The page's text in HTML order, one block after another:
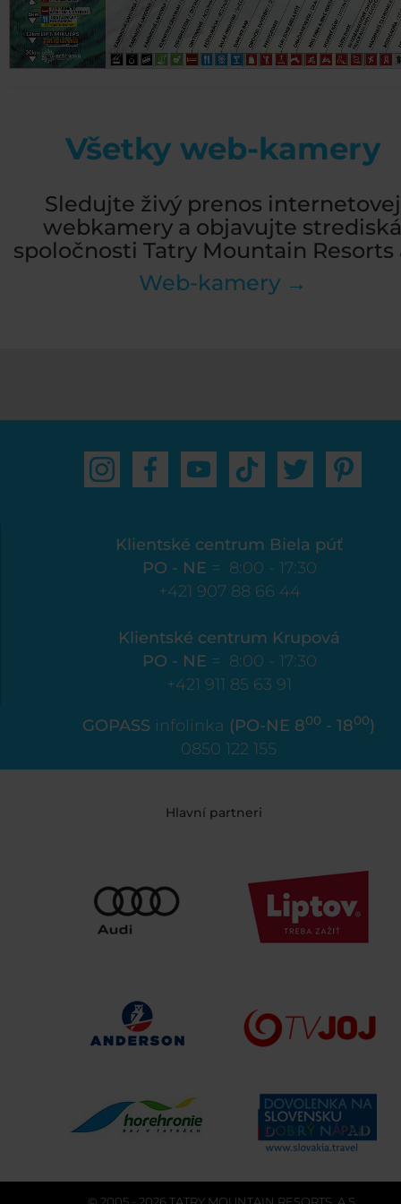
Všetky web-kamery
Sledujte živý prenos internetovej
webkamery a objavujte strediská
spoločnosti Tatry Mountain Resorts
Web-kamery →
Klientské centrum Biela púť
PO - NE = 8:00 - 17:30
+421 907 88 66 44
Klientské centrum Krupová
PO - NE = 8:00 - 17:30
+421 911 85 63 91
GOPASS infolinka (PO-NE 800 - 1800)
0850 122 155
Hlavní partneri
© 2005 - 2026 TATRY MOUNTAIN RESORTS, A.S.